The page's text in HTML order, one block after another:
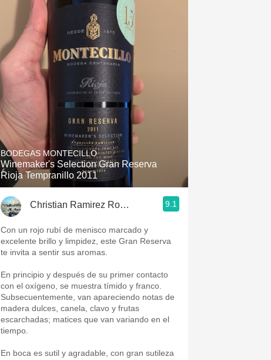
BODEGAS MONTECILLO
Winemaker's Selection Gran Reserva
Rioja Tempranillo 2011
Christian Ramirez Romanini 9.1
Con un rojo rubí de menisco marcado y
excelente brillo y limpidez, este Gran Reserva
te invita a sentir sus aromas.
En principio y después de su primer contacto
con el oxígeno, se muestra tímido y franco.
Subsecuentemente, van apareciendo notas de
madera dulces, canela, clavo y frutas
escarchadas; matices que van variando en el
tiempo.
En boca es sutil y agradable, con gran sutileza